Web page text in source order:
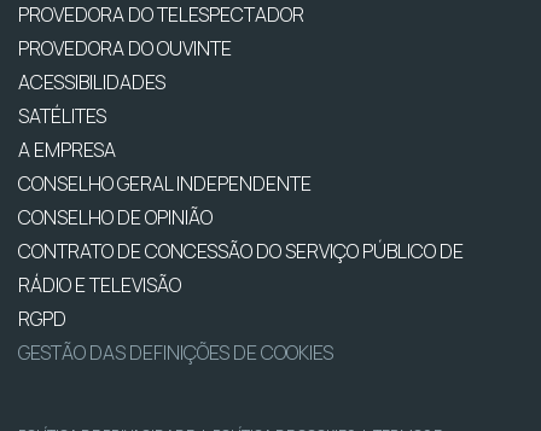
PROVEDORA DO TELESPECTADOR
PROVEDORA DO OUVINTE
ACESSIBILIDADES
SATÉLITES
A EMPRESA
CONSELHO GERAL INDEPENDENTE
CONSELHO DE OPINIÃO
CONTRATO DE CONCESSÃO DO SERVIÇO PÚBLICO DE
RÁDIO E TELEVISÃO
RGPD
GESTÃO DAS DEFINIÇÕES DE COOKIES